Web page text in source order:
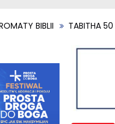
BIBLII TABITHA